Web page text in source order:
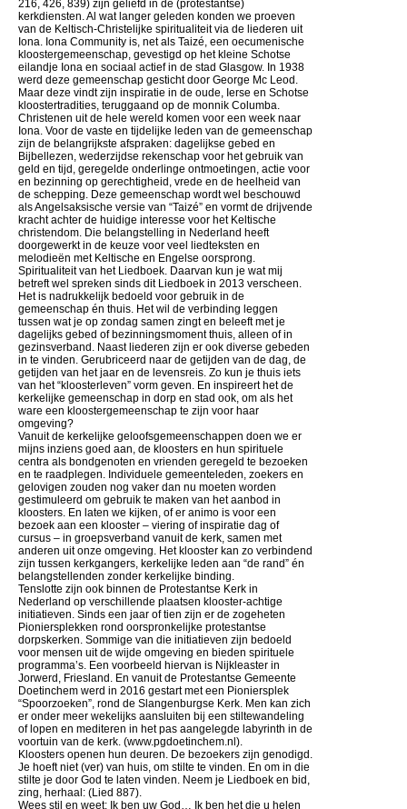
216, 426, 839) zijn geliefd in de (protestantse)
kerkdiensten. Al wat langer geleden konden we proeven
van de Keltisch-Christelijke spiritualiteit via de liederen uit
Iona. Iona Community is, net als Taizé, een oecumenische
kloostergemeenschap, gevestigd op het kleine Schotse
eilandje Iona en sociaal actief in de stad Glasgow. In 1938
werd deze gemeenschap gesticht door George Mc Leod.
Maar deze vindt zijn inspiratie in de oude, Ierse en Schotse
kloostertradities, teruggaand op de monnik Columba.
Christenen uit de hele wereld komen voor een week naar
Iona. Voor de vaste en tijdelijke leden van de gemeenschap
zijn de belangrijkste afspraken: dagelijkse gebed en
Bijbellezen, wederzijdse rekenschap voor het gebruik van
geld en tijd, geregelde onderlinge ontmoetingen, actie voor
en bezinning op gerechtigheid, vrede en de heelheid van
de schepping. Deze gemeenschap wordt wel beschouwd
als Angelsaksische versie van “Taizé” en vormt de drijvende
kracht achter de huidige interesse voor het Keltische
christendom. Die belangstelling in Nederland heeft
doorgewerkt in de keuze voor veel liedteksten en
melodieën met Keltische en Engelse oorsprong.
Spiritualiteit van het Liedboek. Daarvan kun je wat mij
betreft wel spreken sinds dit Liedboek in 2013 verscheen.
Het is nadrukkelijk bedoeld voor gebruik in de
gemeenschap én thuis. Het wil de verbinding leggen
tussen wat je op zondag samen zingt en beleeft met je
dagelijks gebed of bezinningsmoment thuis, alleen of in
gezinsverband. Naast liederen zijn er ook diverse gebeden
in te vinden. Gerubriceerd naar de getijden van de dag, de
getijden van het jaar en de levensreis. Zo kun je thuis iets
van het “kloosterleven” vorm geven. En inspireert het de
kerkelijke gemeenschap in dorp en stad ook, om als het
ware een kloostergemeenschap te zijn voor haar
omgeving?
Vanuit de kerkelijke geloofsgemeenschappen doen we er
mijns inziens goed aan, de kloosters en hun spirituele
centra als bondgenoten en vrienden geregeld te bezoeken
en te raadplegen. Individuele gemeenteleden, zoekers en
gelovigen zouden nog vaker dan nu moeten worden
gestimuleerd om gebruik te maken van het aanbod in
kloosters. En laten we kijken, of er animo is voor een
bezoek aan een klooster – viering of inspiratie dag of
cursus – in groepsverband vanuit de kerk, samen met
anderen uit onze omgeving. Het klooster kan zo verbindend
zijn tussen kerkgangers, kerkelijke leden aan “de rand” én
belangstellenden zonder kerkelijke binding.
Tenslotte zijn ook binnen de Protestantse Kerk in
Nederland op verschillende plaatsen klooster-achtige
initiatieven. Sinds een jaar of tien zijn er de zogeheten
Pioniersplekken rond oorspronkelijke protestantse
dorpskerken. Sommige van die initiatieven zijn bedoeld
voor mensen uit de wijde omgeving en bieden spirituele
programma’s. Een voorbeeld hiervan is Nijkleaster in
Jorwerd, Friesland. En vanuit de Protestantse Gemeente
Doetinchem werd in 2016 gestart met een Pioniersplek
“Spoorzoeken”, rond de Slangenburgse Kerk. Men kan zich
er onder meer wekelijks aansluiten bij een stiltewandeling
of lopen en mediteren in het pas aangelegde labyrinth in de
voortuin van de kerk. (www.pgdoetinchem.nl).
Kloosters openen hun deuren. De bezoekers zijn genodigd.
Je hoeft niet (ver) van huis, om stilte te vinden. En om in die
stilte je door God te laten vinden. Neem je Liedboek en bid,
zing, herhaal: (Lied 887).
Wees stil en weet: Ik ben uw God… Ik ben het die u helen